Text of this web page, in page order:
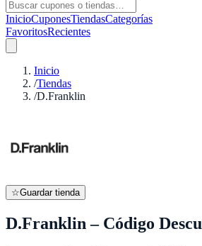
InicioCuponesTiendasCategorías
FavoritosRecientes
Inicio
/Tiendas
/D.Franklin
☆Guardar tienda
D.Franklin – Código